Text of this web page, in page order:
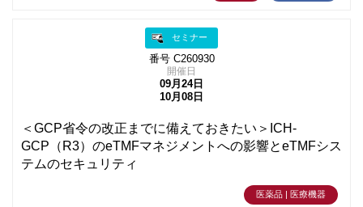
セミナー
番号 C260930
開催日
09月24日
10月08日
＜GCP省令の改正までに備えておきたい＞ICH-
GCP（R3）のeTMFマネジメントへの影響とeTMFシス
テムのセキュリティ
医薬品 | 医療機器